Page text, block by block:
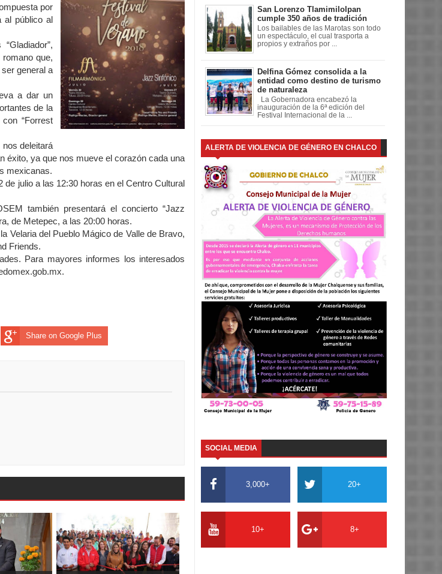
por
al público al
que,
general a
a dar un
de la
“Forrest
deleitará
éxito, ya que nos mueve el corazón cada una
mexicanas.
julio a las 12:30 horas en el Centro Cultural
también presentará el concierto “Jazz
de Metepec, a las 20:00 horas.
Velaria del Pueblo Mágico de Valle de Bravo,
Friends.
Para mayores informes los interesados
.
Share on Google Plus
San Lorenzo Tlamimilolpan
cumple 350 años de tradición
Los bailables de las Marotas son todo
un espectáculo, el cual trasporta a
propios y extraños por ...
Delfina Gómez consolida a la
entidad como destino de turismo
de naturaleza
La Gobernadora encabezó la
inauguración de la 6ª edición del
Festival Internacional de la ...
ALERTA DE VIOLENCIA DE GÉNERO EN CHALCO
SOCIAL MEDIA
3,000+ 20+
10+ 8+